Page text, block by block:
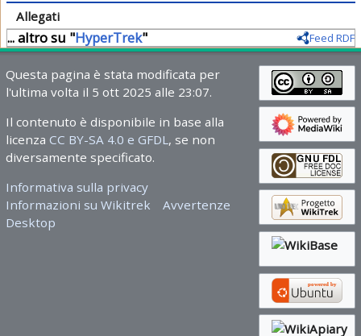
Allegati
... altro su "HyperTrek" Feed RDF
Questa pagina è stata modificata per
l'ultima volta il 5 ott 2025 alle 23:07.
Il contenuto è disponibile in base alla
licenza CC BY-SA 4.0 e GFDL , se non
diversamente specificato.
Informativa sulla privacy
Informazioni su Wikitrek
Avvertenze
Desktop